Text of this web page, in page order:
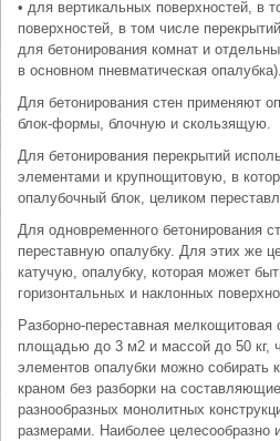
• для вертикальных поверхностей, в
поверхностей, в том числе
для бетонирования комнат и
в основном пневматическая опалубка).
Для бетонирования стен применяют
блок-формы, блочную и скользящую.
Для бетонирования перекрытий
элементами и крупнощитовую, в
опалубочный блок, целиком
Для одновременного бетонирования
переставную опалубку. Для этих же
катучую, опалубку, которая может
горизонтальных и наклонных
Разборно-переставная
площадью до 3 м2 и массой до 50 кг,
элементов опалубки можно
краном без разборки на
разнообразных монолитных
размерами. Наиболее целесообразно